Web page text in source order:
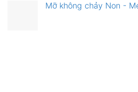
Mỡ không chảy Non -